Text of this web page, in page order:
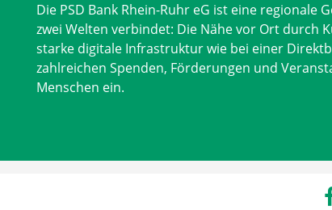
Die PSD Bank Rhein-Ruhr eG ist eine regionale
zwei Welten verbindet: Die Nähe vor Ort durch
starke digitale Infrastruktur wie bei einer
zahlreichen Spenden, Förderungen und
Menschen ein.